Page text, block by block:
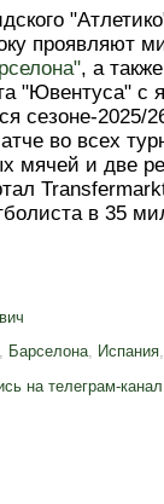
проявляют
, а
"Ювентуса" с
сезоне-2025/
во всех
мячей и две
в 35
, Барселона, Испания
на телеграм-